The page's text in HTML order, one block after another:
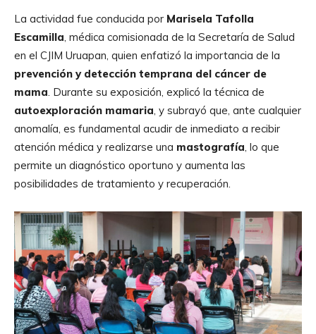
La actividad fue conducida por Marisela Tafolla
Escamilla, médica comisionada de la Secretaría de Salud
en el CJIM Uruapan, quien enfatizó la importancia de la
prevención y detección temprana del cáncer de
mama. Durante su exposición, explicó la técnica de
autoexploración mamaria, y subrayó que, ante cualquier
anomalía, es fundamental acudir de inmediato a recibir
atención médica y realizarse una mastografía, lo que
permite un diagnóstico oportuno y aumenta las
posibilidades de tratamiento y recuperación.